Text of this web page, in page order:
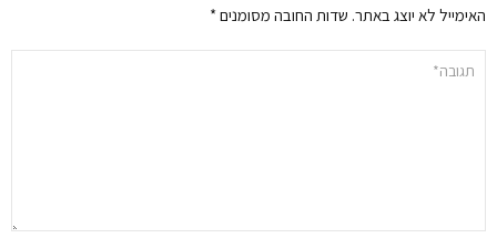
האימייל לא יוצג באתר. שדות החובה מסומנים*
שלך